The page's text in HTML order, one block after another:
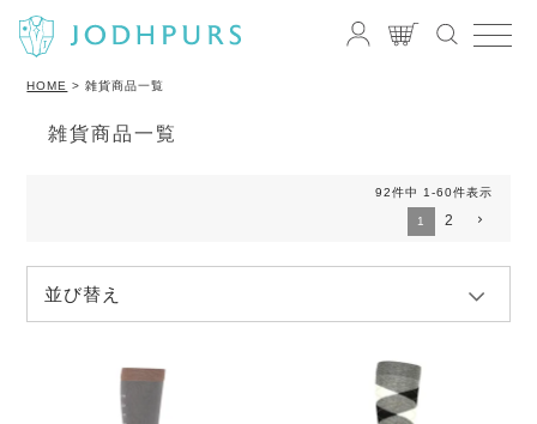
HOME 雑貨商品一覧
雑貨商品一覧
並び替え
92件中 1 -60件表示
1 2